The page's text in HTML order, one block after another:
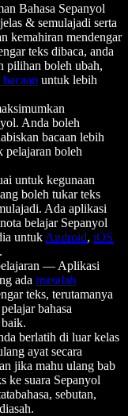
Bahasa Sepanyol
& semulajadi serta
kemahiran mendengar
teks dibaca, anda
pilihan boleh ubah,
untuk lebih
Anda boleh
bacaan lebih
pelajaran boleh
untuk kegunaan
boleh tukar teks
Ada aplikasi
belajar Sepanyol
untuk Android, iOS
.
— Aplikasi
ada masalah
teks, terutamanya
bahasa
berlatih di luar kelas
ayat secara
jika mahu ulang bab
ke suara Sepanyol
sebutan,